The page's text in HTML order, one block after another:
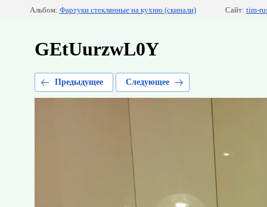
Альбом: Фартуки стеклянные на кухню (скинали) Сайт: tim-
GEtUurzwL0Y
Предыдущее Следующее